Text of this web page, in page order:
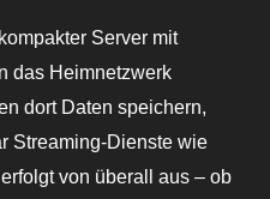
Server mit
das Heimnetzwerk
dort Daten speichern,
Streaming-Dienste wie
von überall aus – ob